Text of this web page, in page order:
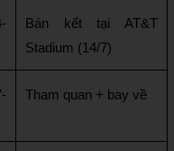
Bán kết tại AT&T
Stadium (14/7)
Tham quan + bay về